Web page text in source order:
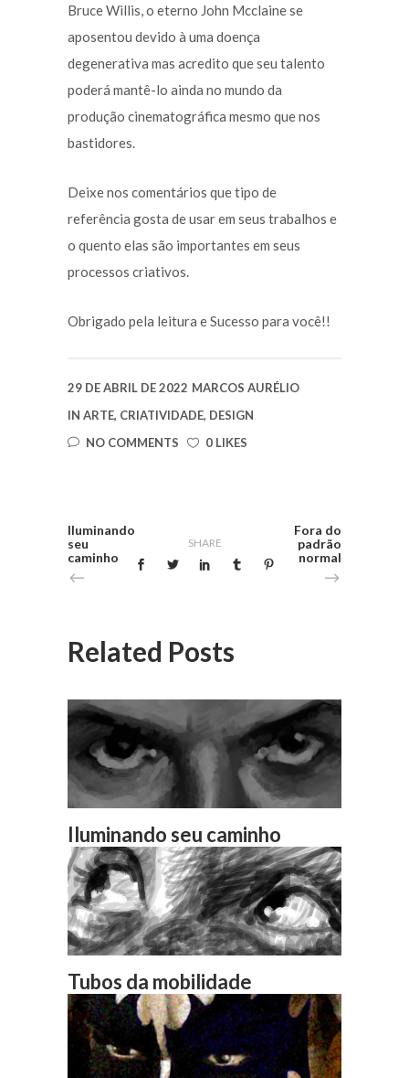
Bruce Willis, o eterno John Mcclaine se
aposentou devido à uma doença
degenerativa mas acredito que seu talento
poderá mantê-lo ainda no mundo da
produção cinematográfica mesmo que nos
bastidores.
Deixe nos comentários que tipo de
referência gosta de usar em seus trabalhos e
o quento elas são importantes em seus
processos criativos.
Obrigado pela leitura e Sucesso para você!!
29 DE ABRIL DE 2022 MARCOS AURÉLIO
IN ARTE, CRIATIVIDADE, DESIGN
NO COMMENTS
0 LIKES
Iluminando
seu
caminho
SHARE
Fora do
padrão
normal
Related Posts
Iluminando seu caminho
Tubos da mobilidade